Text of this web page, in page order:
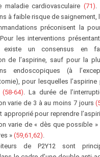
maladie cardiovasculaire(71)
à faible risque de saignement,
préconisent la
Pour les interventions
existe un consensus en
de l’aspirine, sauf pour la
endoscopiques (à
pour lesquelles l’aspirine
(58-64) . La durée de
varie de 3 à au moins 7 jours
approprié pour reprendre
varie de « dès que possible »
» (59,61,62)
de P2Y12 sont